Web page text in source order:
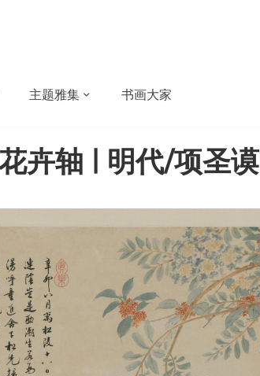
主题雅集 书画大家
卉轴 | 明代/项圣谟